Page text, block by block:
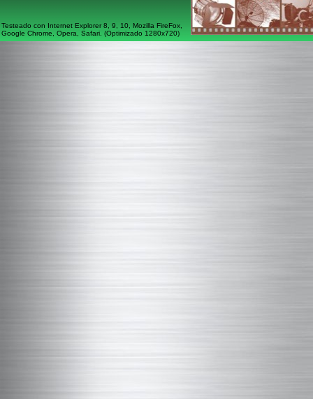
Testeado con Internet Explorer 8, 9, 10, Mozilla FireFox,
Google Chrome, Opera, Safari. (Optimizado 1280x720)